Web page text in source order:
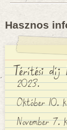
Hasznos
Térítési díj
2023.
Október 10.
November 7.